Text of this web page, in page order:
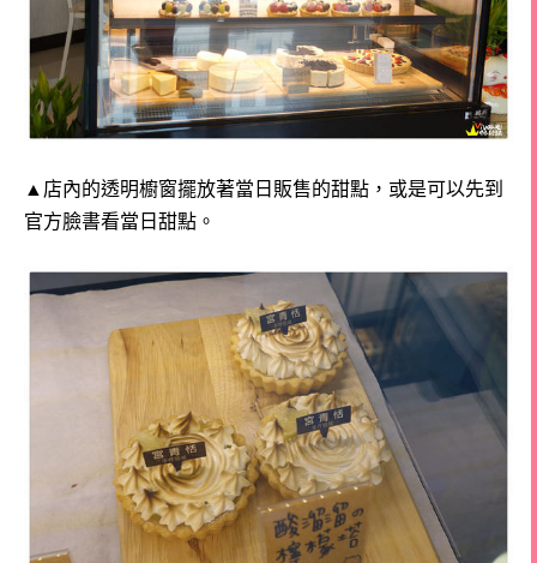
▲店內的透明櫥窗擺放著當日販售的甜點，或是可以先到
官方臉書看當日甜點。